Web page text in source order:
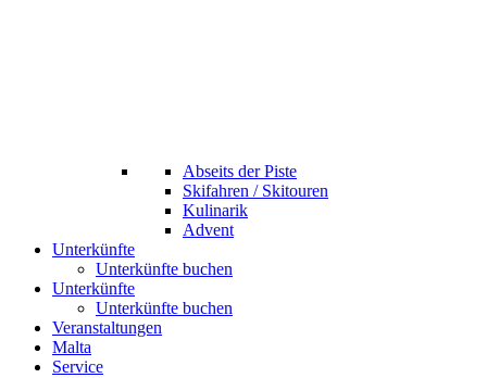
Abseits der Piste
Skifahren / Skitouren
Kulinarik
Advent
Unterkünfte
Unterkünfte buchen
Unterkünfte
Unterkünfte buchen
Veranstaltungen
Malta
Service